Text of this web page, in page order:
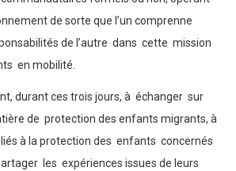
de sorte que l’un comprenne
de l’autre dans cette mission
en mobilité.
durant ces trois jours, à échanger sur
de protection des enfants migrants, à
à la protection des enfants concernés
les expériences issues de leurs